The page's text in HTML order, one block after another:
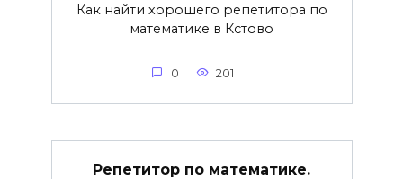
Как найти хорошего репетитора по
математике в Кстово
0 201
Репетитор по математике.